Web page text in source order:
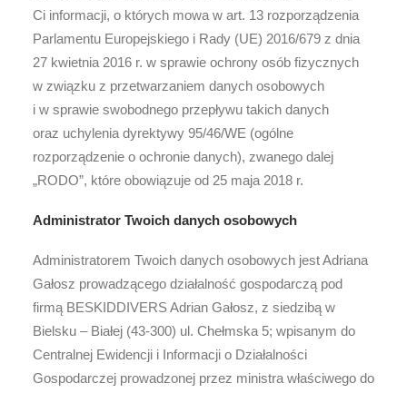
Ci informacji, o których mowa w art. 13 rozporządzenia
Parlamentu Europejskiego i Rady (UE) 2016/679 z dnia
27 kwietnia 2016 r. w sprawie ochrony osób fizycznych
w związku z przetwarzaniem danych osobowych
i w sprawie swobodnego przepływu takich danych
oraz uchylenia dyrektywy 95/46/WE (ogólne
rozporządzenie o ochronie danych), zwanego dalej
„RODO”, które obowiązuje od 25 maja 2018 r.
Administrator Twoich danych osobowych
Administratorem Twoich danych osobowych jest Adriana
Gałosz prowadzącego działalność gospodarczą pod
firmą BESKIDDIVERS Adrian Gałosz, z siedzibą w
Bielsku – Białej (43-300) ul. Chełmska 5; wpisanym do
Centralnej Ewidencji i Informacji o Działalności
Gospodarczej prowadzonej przez ministra właściwego do